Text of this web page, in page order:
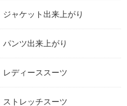
ジャケット出来上がり
パンツ出来上がり
レディーススーツ
ストレッチスーツ